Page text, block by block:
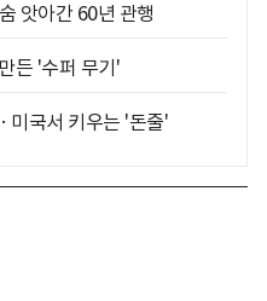
앗아간 60년 관행
든 '수퍼 무기'
국서 키우는 '돈줄'